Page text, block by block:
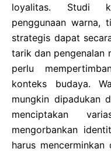
loyalitas. Studi
penggunaan warna,
strategis dapat
tarik dan pengenalan
perlu
konteks budaya.
mungkin dipadukan
menciptakan
mengorbankan
harus